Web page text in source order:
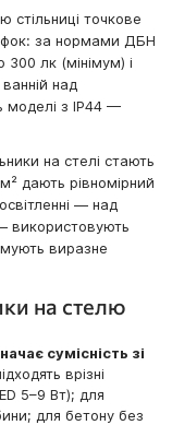
стільниці точкове
за нормами ДБН
300 лк (мінімум) і
над
моделі з IP44 —
на стелі стають
дають рівномірний
— над
використовують
виразне
на стелю
сумісність зі
врізні
5–9 Вт); для
для бетону без